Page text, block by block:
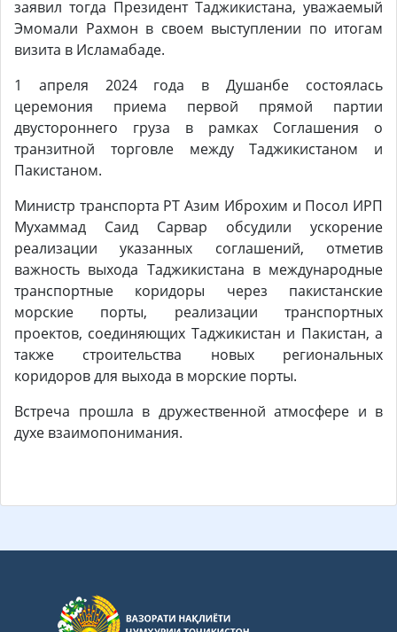
заявил тогда Президент Таджикистана, уважаемый
Эмомали Рахмон в своем выступлении по итогам
визита в Исламабаде.
1 апреля 2024 года в Душанбе состоялась
церемония приема первой прямой партии
двустороннего груза в рамках Соглашения о
транзитной торговле между Таджикистаном и
Пакистаном.
Министр транспорта РТ Азим Иброхим и Посол ИРП
Мухаммад Саид Сарвар обсудили ускорение
реализации указанных соглашений, отметив
важность выхода Таджикистана в международные
транспортные коридоры через пакистанские
морские порты, реализации транспортных
проектов, соединяющих Таджикистан и Пакистан, а
также строительства новых региональных
коридоров для выхода в морские порты.
Встреча прошла в дружественной атмосфере и в
духе взаимопонимания.